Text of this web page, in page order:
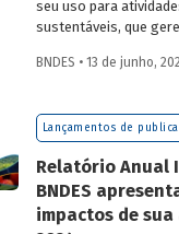
seu uso para
sustentáveis, que
vive nessas regiões,
desafio para a gestão
florestas e da
privado para viabilizar
sustentável nessas
BNDES • 13 de junho,
Lançamentos de
Relatório Anual
BNDES
impactos de